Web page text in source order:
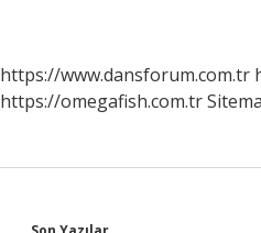
https://www.dansforum.com.tr
https://omegafish.com.tr